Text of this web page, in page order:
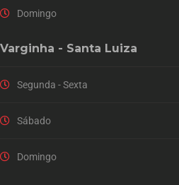
Domingo
Varginha - Santa Luiza
Segunda - Sexta
Sábado
Domingo